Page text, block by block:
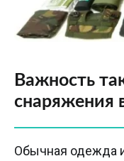
Важность
снаряжения
Обычная одежда